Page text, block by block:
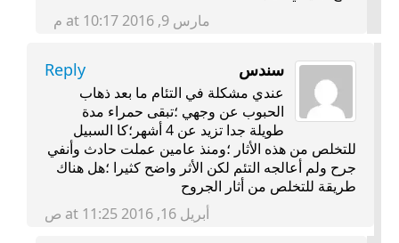
مارس 9, 2016 at 10:17 م
سندس Reply
عندي مشكلة في التئام ما بعد ذهاب
الحبوب عن وجهي ؛تبقى حمراء مدة
طويلة جدا تزيد عن 4 أشهر؛كا السبيل
للتخلص من هذه اﻷثار ؛ومنذ عامين عملت حادث وأنفي
جرح ولم أعالجه التئم لكن اﻷثر واضح كثيرا ؛هل هناك
طريقة للتخلص من أثار الجروح
أبريل 16, 2016 at 11:25 ص